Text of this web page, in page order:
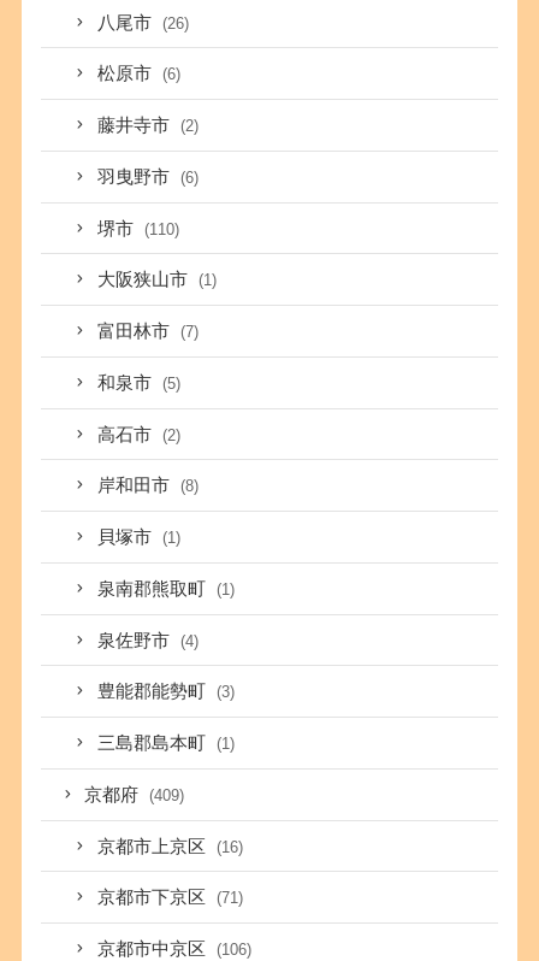
八尾市 (26)
松原市 (6)
藤井寺市 (2)
羽曳野市 (6)
堺市 (110)
大阪狭山市 (1)
富田林市 (7)
和泉市 (5)
高石市 (2)
岸和田市 (8)
貝塚市 (1)
泉南郡熊取町 (1)
泉佐野市 (4)
豊能郡能勢町 (3)
三島郡島本町 (1)
京都府 (409)
京都市上京区 (16)
京都市下京区 (71)
京都市中京区 (106)